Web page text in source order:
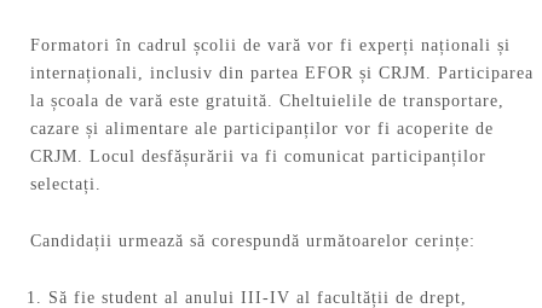
Formatori în cadrul școlii de vară vor fi experți naționali și
internaționali, inclusiv din partea EFOR și CRJM. Participarea
la școala de vară este gratuită. Cheltuielile de transportare,
cazare și alimentare ale participanților vor fi acoperite de
CRJM. Locul desfășurării va fi comunicat participanților
selectați.
Candidații urmează să corespundă următoarelor cerințe:
Să fie student al anului III-IV al facultății de drept,